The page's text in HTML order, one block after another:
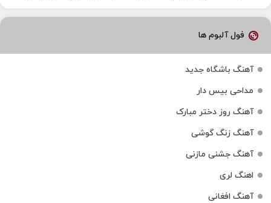
فول آلبوم ها
آهنگ باشگاه جدید
مداحی بیس دار
آهنگ روز دختر مبارک
آهنگ زنگ گوشی
آهنگ جشنی مازنی
اهنگ لری
آهنگ افغانی